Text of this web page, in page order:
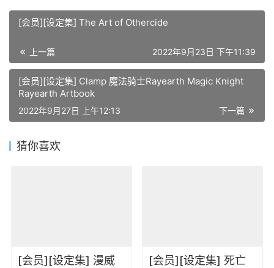
[会员][设定集] The Art of Othercide
上一篇 2022年9月23日 下午11:39
[会员][设定集] Clamp 魔法骑士Rayearth Magic Knight
Rayearth Artbook
下一篇
2022年9月27日 上午12:13
猜你喜欢
[会员][设定集] 漫威
[会员][设定集] 死亡